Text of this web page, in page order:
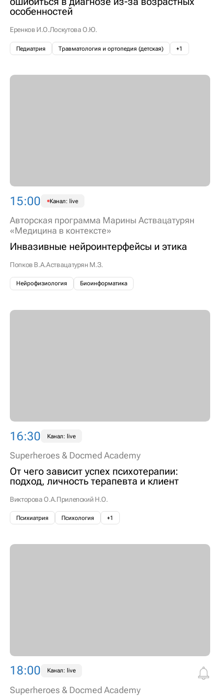
особенностей
Еренков И.О.Лоскутова О.Ю.
Педиатрия Травматология и ортопедия (детская) +1
15:00 Канал: live
Авторская программа Марины Аствацатурян
«Медицина в контексте»
Инвазивные нейроинтерфейсы и этика
Попков В.А.Аствацатурян М.З.
Нейрофизиология Биоинформатика
16:30 Канал: live
Superheroes & Docmed Academy
От чего зависит успех психотерапии:
подход, личность терапевта и клиент
Викторова О.А.Прилепский Н.О.
Психиатрия Психология +1
18:00 Канал: live
Superheroes & Docmed Academy